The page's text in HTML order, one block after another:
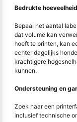
Bedrukte
Bepaal het aantal
dat volume kan
hoeft te printen, kan
echter dagelijks
krachtigere
kunnen.
Ondersteuning en
Zoek naar een
inclusief technische